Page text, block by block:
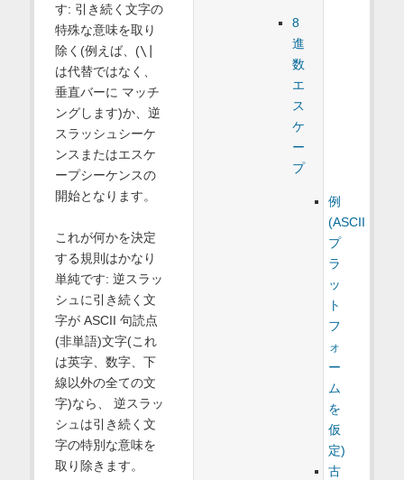
8
進
数
エ
ス
ケ
ー
プ
例
(ASCII
プ
ラ
ッ
ト
フ
ォ
ー
ム
を
仮
定)
古
す: 引き続く文字の
特殊な意味を取り
除く(例えば、(\|
は代替ではなく、
垂直バーに マッチ
ングします)か、逆
スラッシュシーケ
ンスまたはエスケ
ープシーケンスの
開始となります。
これが何かを決定
する規則はかなり
単純です: 逆スラッ
シュに引き続く文
字が ASCII 句読点
(非単語)文字(これ
は英字、数字、下
線以外の全ての文
字)なら、 逆スラッ
シュは引き続く文
字の特別な意味を
取り除きます。